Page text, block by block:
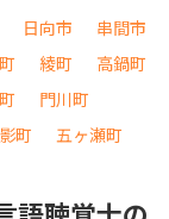
日向市
串間市
綾町
高鍋町
門川町
町 五ヶ瀬町